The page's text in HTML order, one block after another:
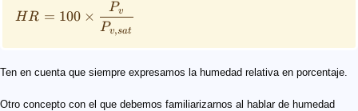
HR = 100 ×
Pv,sat
Pv
Ten en cuenta que siempre expresamos la humedad relativa en porcentaje.
Otro concepto con el que debemos familiarizarnos al hablar de humedad